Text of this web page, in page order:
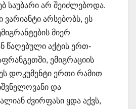
საუბარი არ შეიძლებოდა.
არსებობს, ეს
მიერ
წაღებული აქტის ერთ-
ემიგრაციის
დოკუმენტი ერთი რამით
და
ძვირფასი ყდა აქვს,